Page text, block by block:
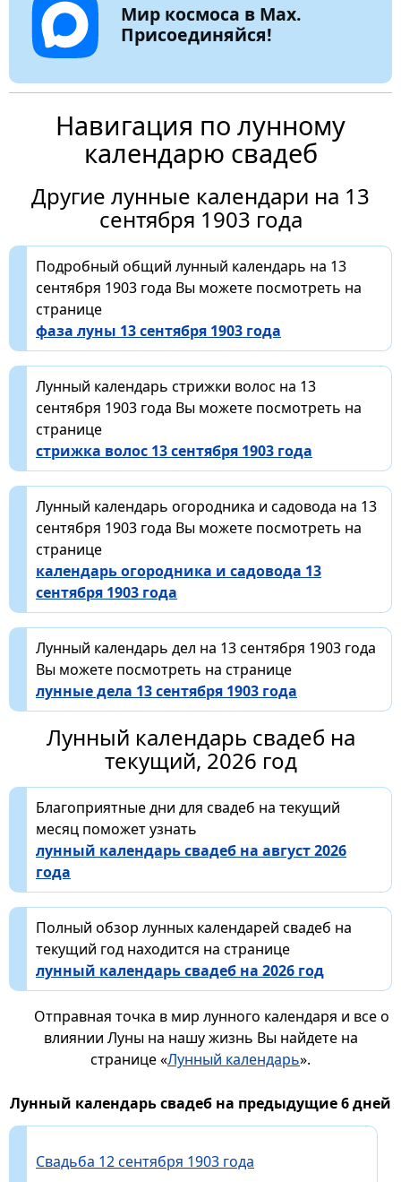
Мир космоса в Max.
Присоединяйся!
Навигация по лунному
календарю свадеб
Другие лунные календари на 13
сентября 1903 года
Подробный общий лунный календарь на 13
сентября 1903 года Вы можете посмотреть на
странице
фаза луны 13 сентября 1903 года
Лунный календарь стрижки волос на 13
сентября 1903 года Вы можете посмотреть на
странице
стрижка волос 13 сентября 1903 года
Лунный календарь огородника и садовода на 13
сентября 1903 года Вы можете посмотреть на
странице
календарь огородника и садовода 13
сентября 1903 года
Лунный календарь дел на 13 сентября 1903 года
Вы можете посмотреть на странице
лунные дела 13 сентября 1903 года
Лунный календарь свадеб на
текущий, 2026 год
Благоприятные дни для свадеб на текущий
месяц поможет узнать
лунный календарь свадеб на август 2026
года
Полный обзор лунных календарей свадеб на
текущий год находится на странице
лунный календарь свадеб на 2026 год
Отправная точка в мир лунного календаря и все о
влиянии Луны на нашу жизнь Вы найдете на
странице «Лунный календарь».
Лунный календарь свадеб на предыдущие 6 дней
Свадьба 12 сентября 1903 года